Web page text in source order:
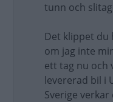
tunn och
Det klippet du
om jag inte
ett tag nu och
levererad bil i
Sverige